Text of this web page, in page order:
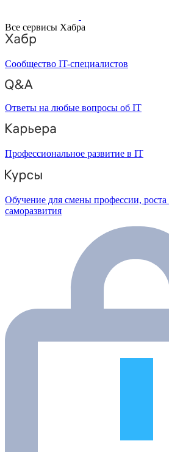
Все сервисы Хабра
Сообщество IT-специалистов
Ответы на любые вопросы об IT
Профессиональное развитие в IT
Обучение для смены профессии, роста
саморазвития